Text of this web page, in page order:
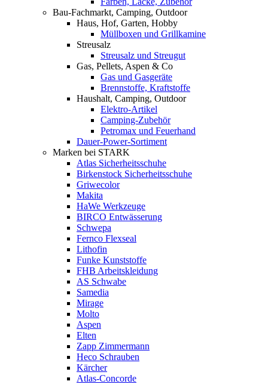
Bau-Fachmarkt, Camping, Outdoor
Haus, Hof, Garten, Hobby
Müllboxen und Grillkamine
Streusalz
Streusalz und Streugut
Gas, Pellets, Aspen & Co
Gas und Gasgeräte
Brennstoffe, Kraftstoffe
Haushalt, Camping, Outdoor
Elektro-Artikel
Camping-Zubehör
Petromax und Feuerhand
Dauer-Power-Sortiment
Marken bei STARK
Atlas Sicherheitsschuhe
Birkenstock Sicherheitsschuhe
Griwecolor
Makita
HaWe Werkzeuge
BIRCO Entwässerung
Schwepa
Fernco Flexseal
Lithofin
Funke Kunststoffe
FHB Arbeitskleidung
AS Schwabe
Samedia
Mirage
Molto
Aspen
Elten
Zapp Zimmermann
Heco Schrauben
Kärcher
Atlas-Concorde